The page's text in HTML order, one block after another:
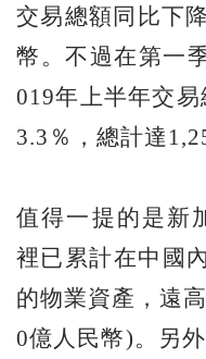
交易總額同比下
幣。不過在第一
019年上半年交
3.3％，總計達
值得一提的是新
裡已累計在中國
的物業資產，遠
0億人民幣)。另